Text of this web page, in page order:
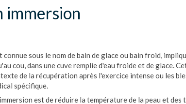
immersion
sous le nom de bain de glace ou bain froid,
cou, dans une cuve remplie d'eau froide et de glace.
de la récupération après l'exercice intense ou les
spécifique.
est de réduire la température de la peau et des